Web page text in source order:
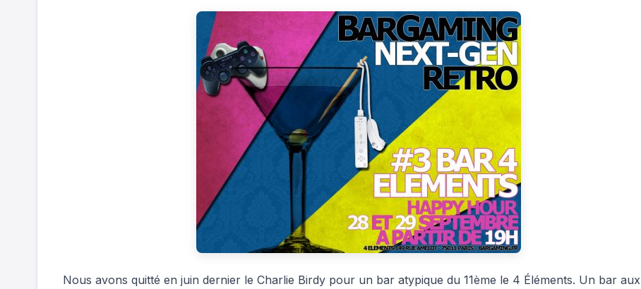
Nous avons quitté en juin dernier le Charlie Birdy pour un bar atypique du 11ème le 4 Éléments. Un bar aux